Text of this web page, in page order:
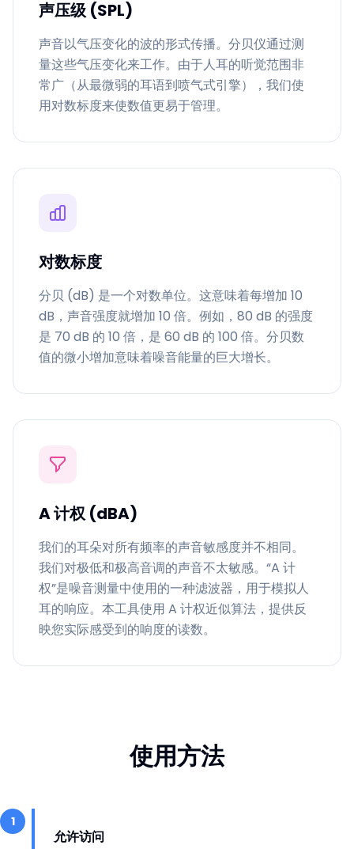
声压级 (SPL)
声音以气压变化的波的形式传播。分贝仪通过测
量这些气压变化来工作。由于人耳的听觉范围非
常广（从最微弱的耳语到喷气式引擎），我们使
用对数标度来使数值更易于管理。
对数标度
分贝 (dB) 是一个对数单位。这意味着每增加 10
dB，声音强度就增加 10 倍。例如，80 dB 的强度
是 70 dB 的 10 倍，是 60 dB 的 100 倍。分贝数
值的微小增加意味着噪音能量的巨大增长。
A 计权 (dBA)
我们的耳朵对所有频率的声音敏感度并不相同。
我们对极低和极高音调的声音不太敏感。“A 计
权”是噪音测量中使用的一种滤波器，用于模拟人
耳的响应。本工具使用 A 计权近似算法，提供反
映您实际感受到的响度的读数。
使用方法
1
允许访问